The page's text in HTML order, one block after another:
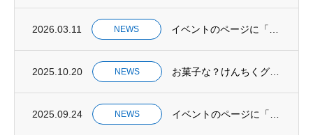
2026.03.11 NEWS
2025.10.20 NEWS
2025.09.24 NEWS